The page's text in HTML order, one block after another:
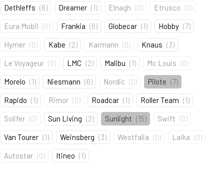
Dethleffs (6) Dreamer (1) Elnagh (0) Etrusco (0)
Eura Mobil (0) Frankia (6) Globecar (1) Hobby (7)
Hymer (0) Kabe (2) Karmann (0) Knaus (3)
Le Voyageur (0) LMC (2) Malibu (1) Mc Louis (0)
Morelo (1) Niesmann (6) Nordic (0) Pilote (7)
Rapido (1) Rimor (0) Roadcar (1) Roller Team (1)
Solifer (0) Sun Living (2) Sunlight (15) Swift (0)
Van Tourer (1) Weinsberg (3) Westfalia (0) Laika (0)
Autostar (0) Itineo (1)